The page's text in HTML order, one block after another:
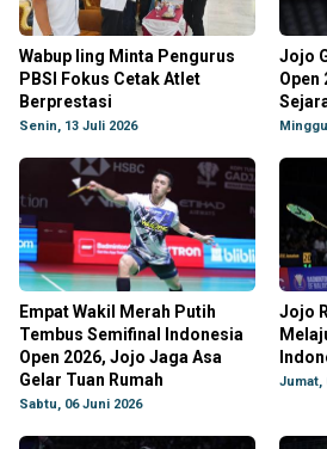
Wabup Iing Minta Pengurus
PBSI Fokus Cetak Atlet
Berprestasi
Senin, 13 Juli 2026
Jojo
Open
Empat Wakil Merah Putih
Tembus Semifinal Indonesia
Open 2026, Jojo Jaga Asa
Gelar Tuan Rumah
Sabtu, 06 Juni 2026
Jojo
Jumat,